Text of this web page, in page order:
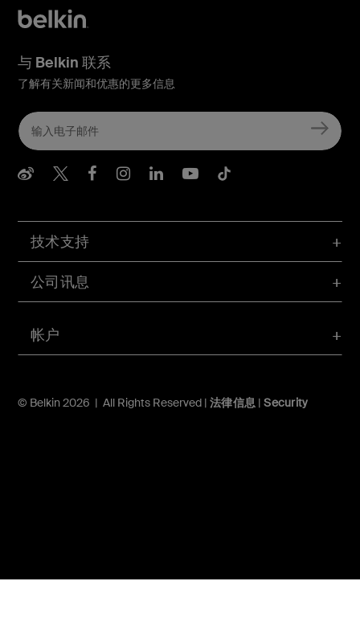
帐户
技术支持
公司讯息
© Belkin 2026 | All Rights Reserved | 法律信息 |Security
与 Belkin 联系
了解有关新闻和优惠的更多信息
Belkin Weibo
Belkin Twitter
Belkin Facebook
Belkin Instagram
Belkin LInkedIn
Belkin Youtube
Belkin